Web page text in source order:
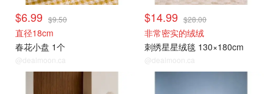
$6.99 $9.50
直径18cm
春花小盘 1个
@dealmoon.ca
$14.99 $28.00
非常密实的绒绒
刺绣星星绒毯 130×180cm
@dealmoon.ca